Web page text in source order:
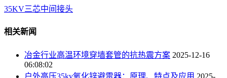
35KV三芯中间接头
相关新闻
冶金行业高温环境穿墙套管的抗热震方案 2025-12-16
06:08:02
户外高压35kv氧化锌避雷器：原理、特点及应用 2025-